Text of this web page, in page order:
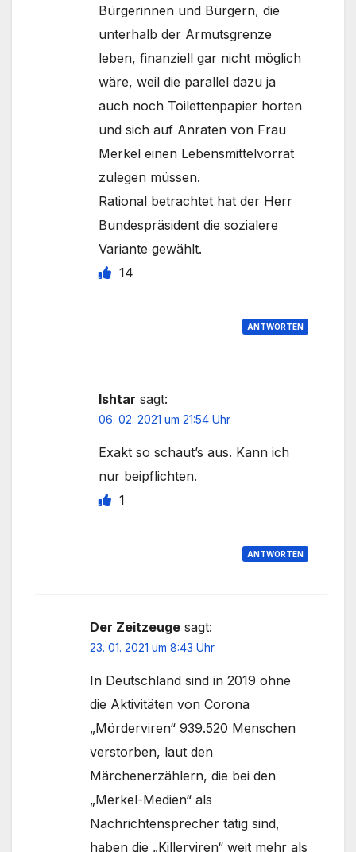
Bürgerinnen und Bürgern, die
unterhalb der Armutsgrenze
leben, finanziell gar nicht möglich
wäre, weil die parallel dazu ja
auch noch Toilettenpapier horten
und sich auf Anraten von Frau
Merkel einen Lebensmittelvorrat
zulegen müssen.
Rational betrachtet hat der Herr
Bundespräsident die sozialere
Variante gewählt.
14
ANTWORTEN
Ishtar sagt:
06. 02. 2021 um 21:54 Uhr
Exakt so schaut’s aus. Kann ich
nur beipflichten.
1
ANTWORTEN
Der Zeitzeuge sagt:
23. 01. 2021 um 8:43 Uhr
In Deutschland sind in 2019 ohne
die Aktivitäten von Corona
„Mörderviren“ 939.520 Menschen
verstorben, laut den
Märchenerzählern, die bei den
„Merkel-Medien“ als
Nachrichtensprecher tätig sind,
haben die „Killerviren“ weit mehr als